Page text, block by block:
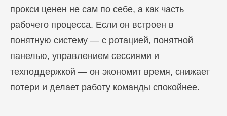
прокси ценен не сам по себе, а как часть
рабочего процесса. Если он встроен в
понятную систему — с ротацией, понятной
панелью, управлением сессиями и
техподдержкой — он экономит время, снижает
потери и делает работу команды спокойнее.